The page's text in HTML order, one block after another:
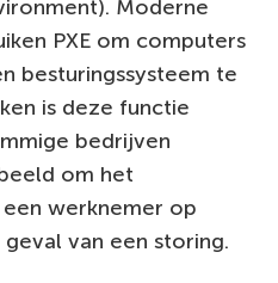
Moderne
PXE om computers
besturingssysteem te
is deze functie
bedrijven
om het
werknemer op
van een storing.